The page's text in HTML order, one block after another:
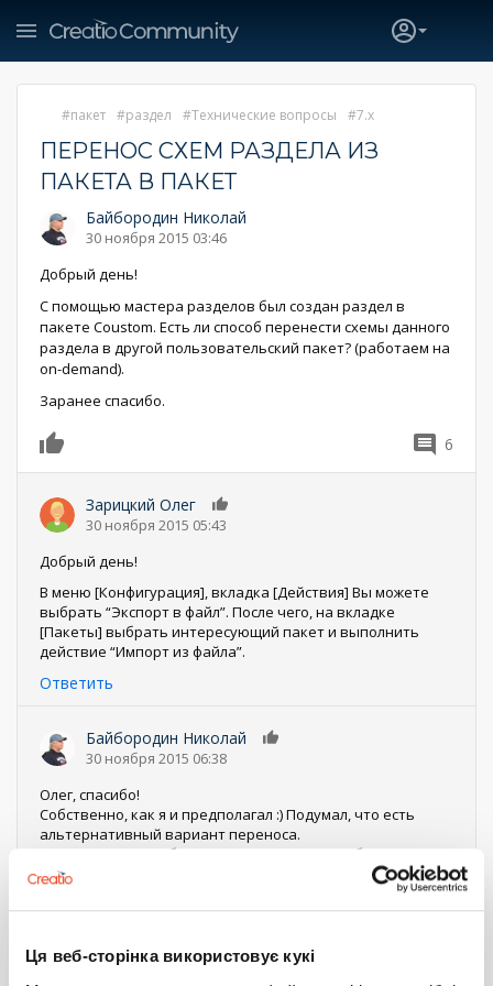
Ця веб-сторінка використовує кукі
пакет раздел Технические вопросы 7.x
ПЕРЕНОС СХЕМ РАЗДЕЛА ИЗ
ПАКЕТА В ПАКЕТ
Байбородин Николай
30 ноября 2015 03:46
Добрый день!
С помощью мастера разделов был создан раздел в
пакете Coustom. Есть ли способ перенести схемы данного
раздела в другой пользовательский пакет? (работаем на
on-demand).
Заранее спасибо.
6
Зарицкий Олег
30 ноября 2015 05:43
Добрый день!
В меню [Конфигурация], вкладка [Действия] Вы можете
выбрать “Экспорт в файл”. После чего, на вкладке
[Пакеты] выбрать интересующий пакет и выполнить
действие “Импорт из файла”.
Ответить
Байбородин Николай
30 ноября 2015 06:38
Олег, спасибо!
Собственно, как я и предполагал :) Подумал, что есть
альтернативный вариант переноса.
А так, решение рабочее - получилось. Спасибо.
Ответить
22 июля 2016 12:09